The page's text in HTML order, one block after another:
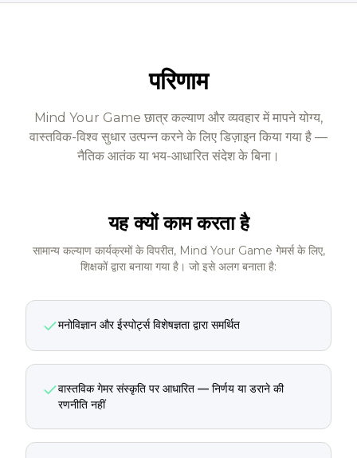
परिणाम
Mind Your Game छात्र कल्याण और व्यवहार में मापने योग्य,
वास्तविक-विश्व सुधार उत्पन्न करने के लिए डिज़ाइन किया गया है —
नैतिक आतंक या भय-आधारित संदेश के बिना।
यह क्यों काम करता है
सामान्य कल्याण कार्यक्रमों के विपरीत, Mind Your Game गेमर्स के लिए,
शिक्षकों द्वारा बनाया गया है। जो इसे अलग बनाता है:
मनोविज्ञान और ईस्पोर्ट्स विशेषज्ञता द्वारा समर्थित
वास्तविक गेमर संस्कृति पर आधारित — निर्णय या डराने की
रणनीति नहीं